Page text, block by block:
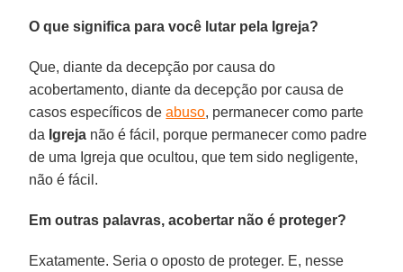
O que significa para você lutar pela Igreja?
Que, diante da decepção por causa do
acobertamento, diante da decepção por causa de
casos específicos deabuso, permanecer como parte
da Igreja não é fácil, porque permanecer como padre
de uma Igreja que ocultou, que tem sido negligente,
não é fácil.
Em outras palavras, acobertar não é proteger?
Exatamente. Seria o oposto de proteger. E, nesse